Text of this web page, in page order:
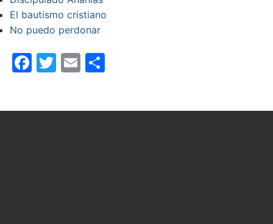
El bautismo cristiano
No puedo perdonar
Facebook
Twitter
Email